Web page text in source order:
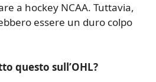
a hockey NCAA. Tuttavia,
essere un duro colpo
questo sull’OHL?